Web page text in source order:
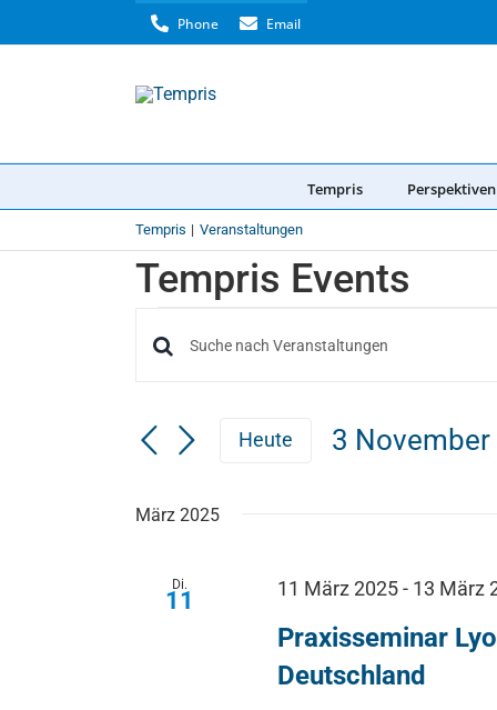
to
Phone Email
Tempris Perspektiven
Tempris Veranstaltungen
Tempris Events
Veranstaltungen
Veranstaltungen
und
Bitte
Suche
Schlüsselwort.
Heute
3
März 2025
Di.
11
Praxisseminar
Deutschland
11 März 2025- 13 März